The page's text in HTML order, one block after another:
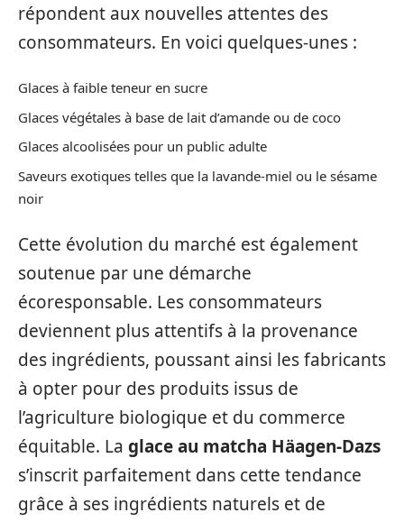
répondent aux nouvelles attentes des
consommateurs. En voici quelques-unes :
Glaces à faible teneur en sucre
Glaces végétales à base de lait d’amande ou de coco
Glaces alcoolisées pour un public adulte
Saveurs exotiques telles que la lavande-miel ou le sésame
noir
Cette évolution du marché est également
soutenue par une démarche
écoresponsable. Les consommateurs
deviennent plus attentifs à la provenance
des ingrédients, poussant ainsi les fabricants
à opter pour des produits issus de
l’agriculture biologique et du commerce
équitable. La glace au matcha Häagen-Dazs
s’inscrit parfaitement dans cette tendance
grâce à ses ingrédients naturels et de